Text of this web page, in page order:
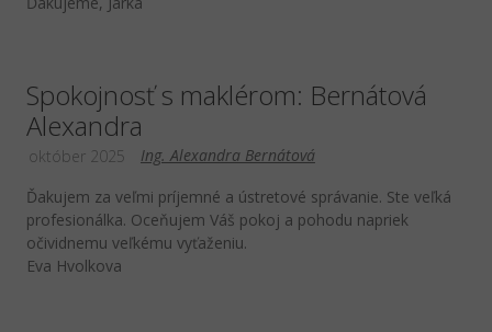
Spokojnosť s maklérom: Bernátová
Alexandra
Ing. Alexandra Bernátová
október 2025
Ďakujem za veľmi príjemné a ústretové správanie. Ste veľká
profesionálka. Oceňujem Váš pokoj a pohodu napriek
očividnemu veľkému vyťaženiu.
Eva Hvolkova